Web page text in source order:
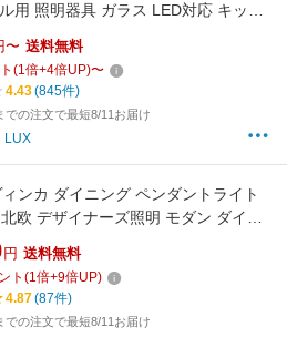
用 照明器具 ガラス LED対応 キッチ
食卓用 居間用 シーリング 調光調色
掛シーリング モダン デザイナー 北
置 照明 おしゃれ 照明 ペンダント
北欧風
〜 送料無料
(1倍+4倍UP)〜
4.43(845件)
での注文で最短8/11お届け
LUX
ンカ ダイニング ペンダントライト
欧 デザイナーズ照明 モダン ダイニ
ン ホワイト スチール ゴールド カフ
ナチュラル カントリー フェミニン 可
れ 天井照明 簡単取付 LED対応 LT-
インターフォルム
円 送料無料
ト (1倍+9倍UP)
4.87(87件)
での注文で最短8/11お届け